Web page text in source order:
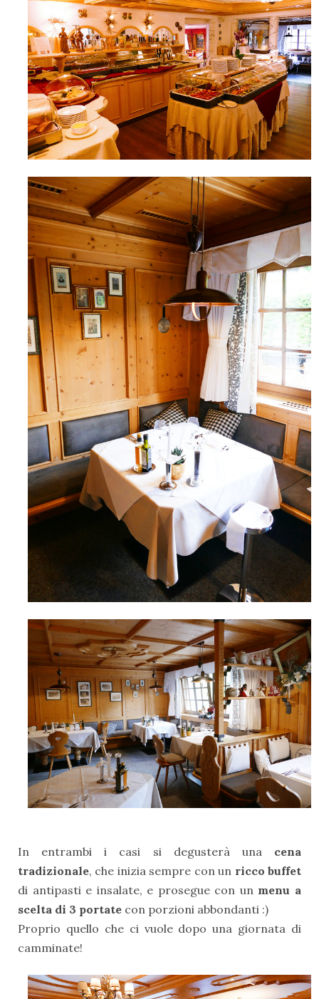
In entrambi i casi si degusterà unacena
tradizionale, che inizia sempre con un ricco buffet
di antipasti e insalate, e prosegue con un menu a
scelta di 3 portate con porzioni abbondanti :)
Proprio quello che ci vuole dopo una giornata di
camminate!